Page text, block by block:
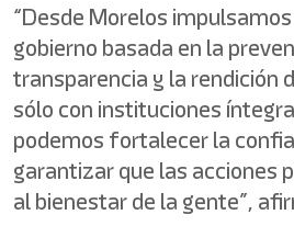
“Desde Morelos
gobierno basada en la
transparencia y la rendición
sólo con instituciones
podemos fortalecer la
garantizar que las acciones
al bienestar de la gente”,